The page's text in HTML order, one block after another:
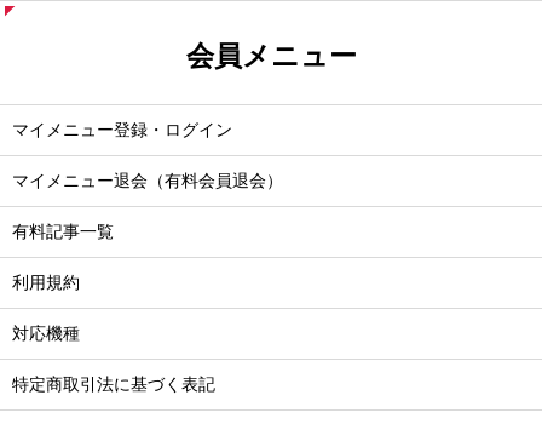
会員メニュー
マイメニュー登録・ログイン
マイメニュー退会（有料会員退会）
有料記事一覧
利用規約
対応機種
特定商取引法に基づく表記